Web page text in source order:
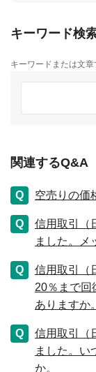
キーワード検
キーワードまたは文
関連するQ&A
空売りの価
信用取引（
ました。メ
信用取引（
20％まで回
ありますか。
信用取引（
ました。い
か。